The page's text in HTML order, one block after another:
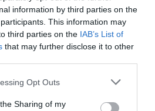
information by third parties on the
This information may
third parties on the IAB’s List of
that may further disclose it to other
app uses one or more Google
usage behaviour. You may click to
Opt Outs
Sharing of my
All Parasites From